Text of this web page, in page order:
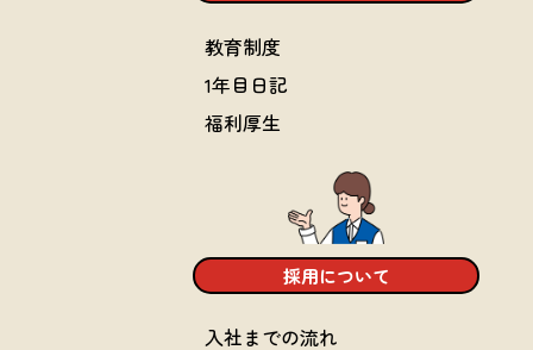
教育制度
1年目日記
福利厚生
採用について
入社までの流れ